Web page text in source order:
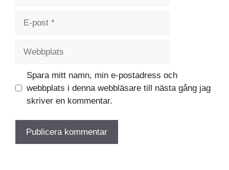
Spara mitt namn, min e-postadress och
webbplats i denna webbläsare till nästa gång jag
skriver en kommentar.